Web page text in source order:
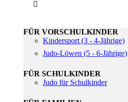
FÜR VORSCHULKINDER
Kindersport (3 - 4-Jährige)
Judo-Löwen (5 - 6-Jährige)
FÜR SCHULKINDER
Judo für Schulkinder